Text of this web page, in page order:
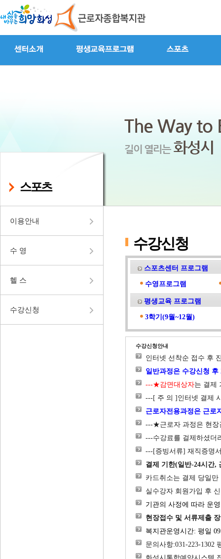
스포츠
이용안내
수 영
헬 스
수강신청
수강신청
스포츠센터 프로그램
수영프로그램
평생교육 프로그램
3학기(9월~12월)
수강신청안내
인터넷 선착순 접수 후
일반과정은 수강신청
---★감면대상자는 결제
---[ 주 의 ]인터넷 결제
근로자전용과정은 근로
---★근로자 과정은 현장
---수강료를 걸제하셨더
---[증빙서류] 재직증명
결제 기한(일반-24시간,
카드취소는 결제 당일만
실수강자 회원가입 후
기관의 사정에 따라 운
현장접수 및 서류제출
복지관운영시간: 평일
문의사항:031-223-1302